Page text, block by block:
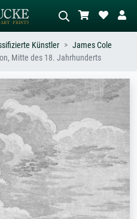
Beschreiben Sie die Szene – z.B. Grüne
Wiese, Abstrakt mit viel Rot, Dunkles
Ölgemälde, Stehender Akt neben einem
Baum.
Künstler
James Cole
Mitte des 18. Jahrhunderts